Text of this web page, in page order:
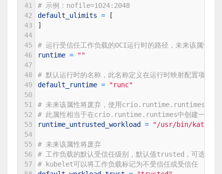
41
42
43
44
45
46
47
48
49
50
51
52
53
54
55
56
57
# 示例：nofile=1024:2048
default_ulimits =
[
]
# 运行受信任工作负载的OCI运行时的路径，未来该属性将
runtime = ""
# 默认运行时的名称，此名称定义在运行时映射配置项（
default_runtime = "runc"
# 未来该属性将废弃，使用crio.runtime.runtimes代替
# 此属性相当于在crio.runtime.runtimes中创建一个名
runtime_untrusted_workload
= "/usr/bin/kata-
# 未来该属性将废弃
# 工作负载的默认受信任级别，默认值trusted，可选
# kubelet可以将工作负载标记为不受信任或受信任